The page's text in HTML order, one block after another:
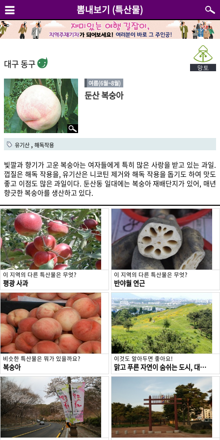
뽐내보기 (특산물)
대구 동구
여름(6월~8월)
둔산 복숭아
유기산 , 해독작용
빛깔과 향기가 고운 복숭아는 여자들에게 특히 많은 사랑을 받고 있는 과일.
껍질은 해독 작용을, 유기산은 니코틴 제거와 해독 작용을 돕기도 하여 맛도
좋고 이점도 많은 과일이다. 둔산동 일대에는 복숭아 재배단지가 있어, 매년
향긋한 복숭아를 생산하고 있다.
이 지역의 다른 특산물은 무엇?
평광 사과
이 지역의 다른 특산물은 무엇?
반야월 연근
비슷한 특산물은 뭐가 있을까요?
복숭아
이것도 알아두면 좋아요!
맑고 푸른 자연이 숨쉬는 도시, 대구 동구